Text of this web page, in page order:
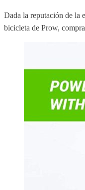
Dada la reputación de la
bicicleta de Prow,